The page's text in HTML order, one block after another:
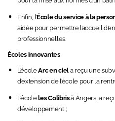
Enfin, l’Écoledu service à la
aidée pour permettre l’accueil
professionnelles.
Écoles innovantes
L’écoleArc en ciela reçu une
d’extension de l’école pour la
L’écoleles Colibrisà Angers, a
développement ;